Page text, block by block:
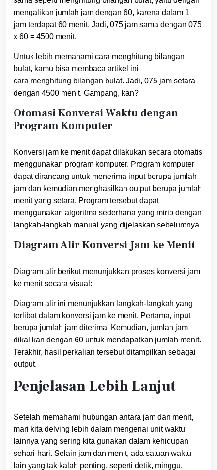
mengalikan jumlah jam dengan 60, karena dalam 1
jam terdapat 60 menit. Jadi, 075 jam sama dengan 075
x 60 = 4500 menit.
Untuk lebih memahami cara menghitung bilangan
bulat, kamu bisa membaca artikel ini
cara menghitung bilangan bulat. Jadi, 075 jam setara
dengan 4500 menit. Gampang, kan?
Otomasi Konversi Waktu dengan
Program Komputer
Konversi jam ke menit dapat dilakukan secara otomatis
menggunakan program komputer. Program komputer
dapat dirancang untuk menerima input berupa jumlah
jam dan kemudian menghasilkan output berupa jumlah
menit yang setara. Program tersebut dapat
menggunakan algoritma sederhana yang mirip dengan
langkah-langkah manual yang dijelaskan sebelumnya.
Diagram Alir Konversi Jam ke Menit
Diagram alir berikut menunjukkan proses konversi jam
ke menit secara visual:
Diagram alir ini menunjukkan langkah-langkah yang
terlibat dalam konversi jam ke menit. Pertama, input
berupa jumlah jam diterima. Kemudian, jumlah jam
dikalikan dengan 60 untuk mendapatkan jumlah menit.
Terakhir, hasil perkalian tersebut ditampilkan sebagai
output.
Penjelasan Lebih Lanjut
Setelah memahami hubungan antara jam dan menit,
mari kita delving lebih dalam mengenai unit waktu
lainnya yang sering kita gunakan dalam kehidupan
sehari-hari. Selain jam dan menit, ada satuan waktu
lain yang tak kalah penting, seperti detik, minggu,